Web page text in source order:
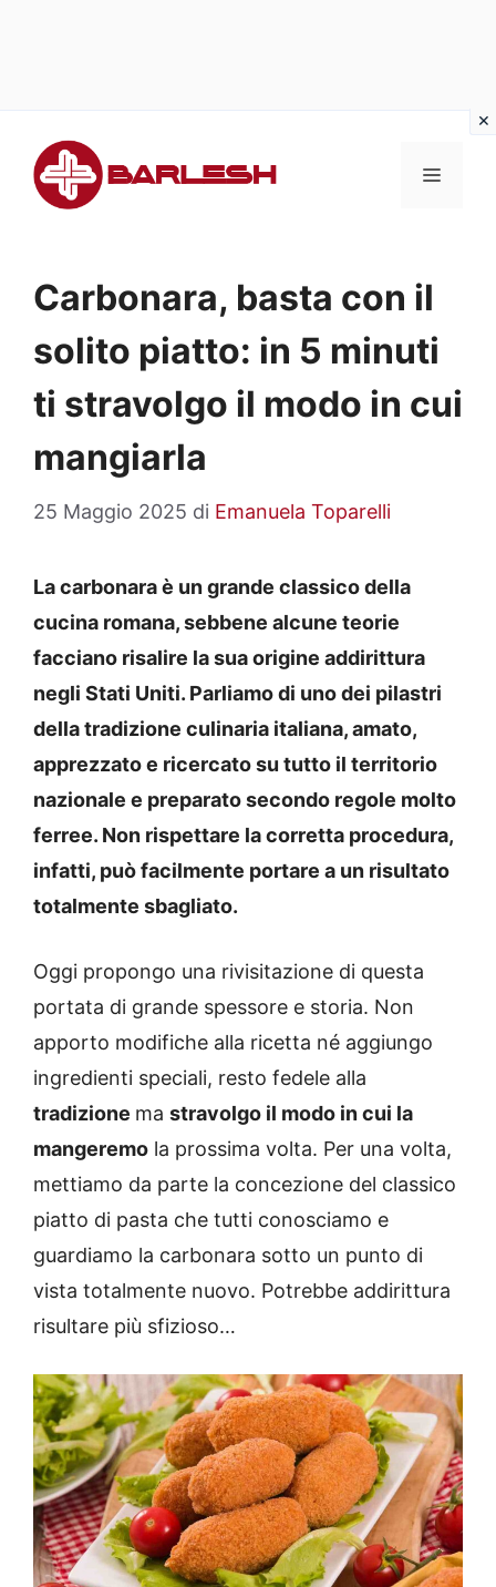
contenuto
MENU
Carbonara, basta con il
solito piatto: in 5 minuti
ti stravolgo il modo in cui
mangiarla
25 Maggio 2025 di Emanuela Toparelli
La carbonara è un grande classico della
cucina romana, sebbene alcune teorie
facciano risalire la sua origine addirittura
negli Stati Uniti. Parliamo di uno dei pilastri
della tradizione culinaria italiana, amato,
apprezzato e ricercato su tutto il territorio
nazionale e preparato secondo regole molto
ferree. Non rispettare la corretta procedura,
infatti, può facilmente portare a un risultato
totalmente sbagliato.
Oggi propongo una rivisitazione di questa
portata di grande spessore e storia. Non
apporto modifiche alla ricetta né aggiungo
ingredienti speciali, resto fedele alla
tradizione ma stravolgo il modo in cui la
mangeremo la prossima volta. Per una volta,
mettiamo da parte la concezione del classico
piatto di pasta che tutti conosciamo e
guardiamo la carbonara sotto un punto di
vista totalmente nuovo. Potrebbe addirittura
risultare più sfizioso…